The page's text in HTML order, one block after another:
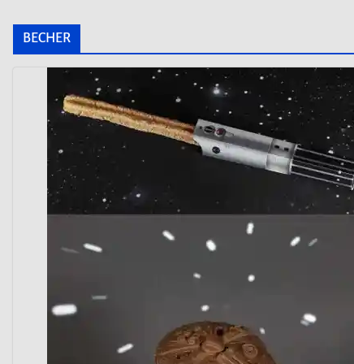
BECHER